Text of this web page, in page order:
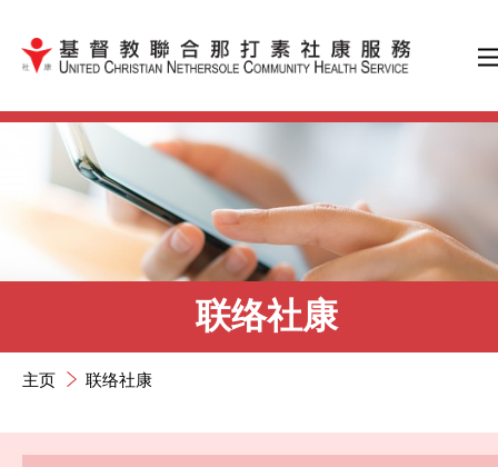
跳到内容（按输入键）
联络社康
主页 联络社康